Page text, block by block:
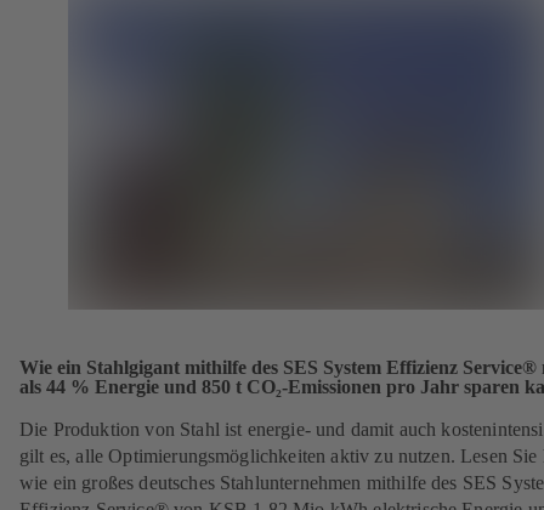
Wie ein Stahlgigant mithilfe des SES System Effizienz Service®
als 44 % Energie und 850 t CO₂-Emissionen pro Jahr sparen
Die Produktion von Stahl ist energie- und damit auch
gilt es, alle Optimierungs­möglich­keiten aktiv zu nutzen. Lesen Sie
wie ein großes deutsches Stahlunternehmen mithilfe des SES